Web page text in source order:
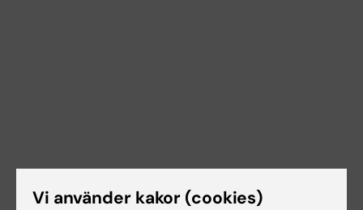
Vi använder kakor (cookies)